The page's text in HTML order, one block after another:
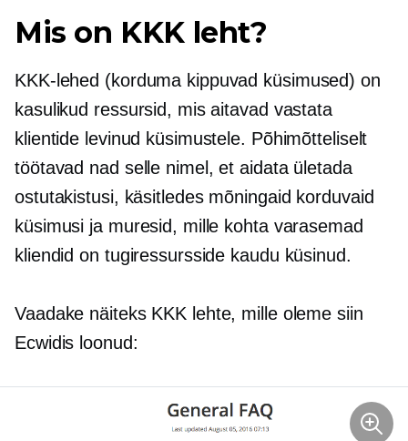
Mis on KKK leht?
KKK-lehed (korduma kippuvad küsimused) on
kasulikud ressursid, mis aitavad vastata
klientide levinud küsimustele. Põhimõtteliselt
töötavad nad selle nimel, et aidata ületada
ostutakistusi, käsitledes mõningaid korduvaid
küsimusi ja muresid, mille kohta varasemad
kliendid on tugiressursside kaudu küsinud.
Vaadake näiteks KKK lehte, mille oleme siin
Ecwidis loonud: